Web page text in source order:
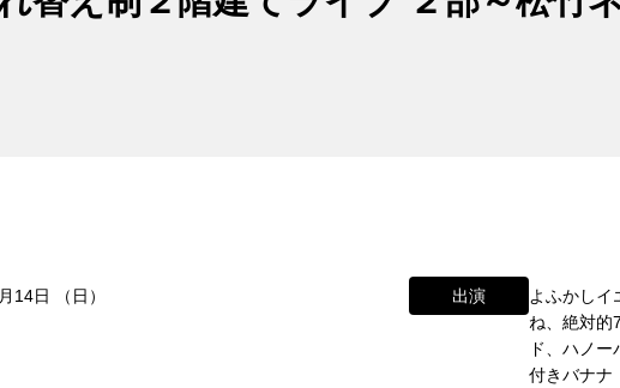
14日 （日） 出演
よふかしイ
ね、絶対的
ド、ハノ
付きバナナ